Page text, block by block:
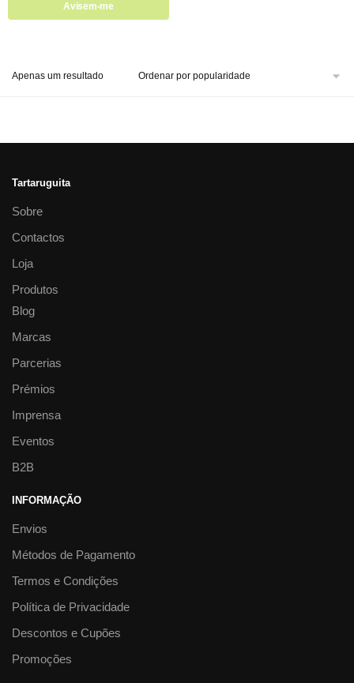
Avisem-me
Apenas um resultado
Tartaruguita
Sobre
Contactos
Loja
Produtos
Blog
Marcas
Parcerias
Prémios
Imprensa
Eventos
B2B
INFORMAÇÃO
Envios
Métodos de Pagamento
Termos e Condições
Política de Privacidade
Descontos e Cupões
Promoções